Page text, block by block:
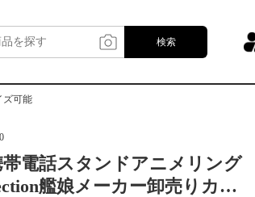
検索
ズ可能
電話スタンドアニメリング
艦娘メーカー卸売りカス